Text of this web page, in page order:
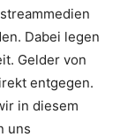
Dabei legen
Gelder von
entgegen.
in diesem
uns